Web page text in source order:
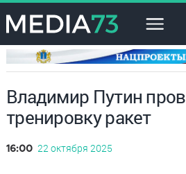
×
Владимир Путин
тренировку ракет
16:00 22 октября 2025